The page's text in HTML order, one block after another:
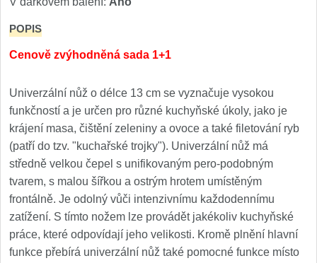
POPIS
Cenově zvýhodněná sada 1+1
Univerzální nůž o délce 13 cm se vyznačuje vysokou
funkčností a je určen pro různé kuchyňské úkoly, jako je
krájení masa, čištění zeleniny a ovoce a také filetování ryb
(patří do tzv. "kuchařské trojky"). Univerzální nůž má
středně velkou čepel s unifikovaným pero-podobným
tvarem, s malou šířkou a ostrým hrotem umístěným
frontálně. Je odolný vůči intenzivnímu každodennímu
zatížení. S tímto nožem lze provádět jakékoliv kuchyňské
práce, které odpovídají jeho velikosti. Kromě plnění hlavní
funkce přebírá univerzální nůž také pomocné funkce místo